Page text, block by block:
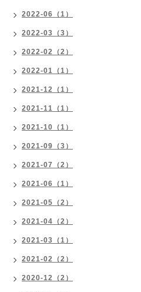
2022-06（1）
2022-03（3）
2022-02（2）
2022-01（1）
2021-12（1）
2021-11（1）
2021-10（1）
2021-09（3）
2021-07（2）
2021-06（1）
2021-05（2）
2021-04（2）
2021-03（1）
2021-02（2）
2020-12（2）